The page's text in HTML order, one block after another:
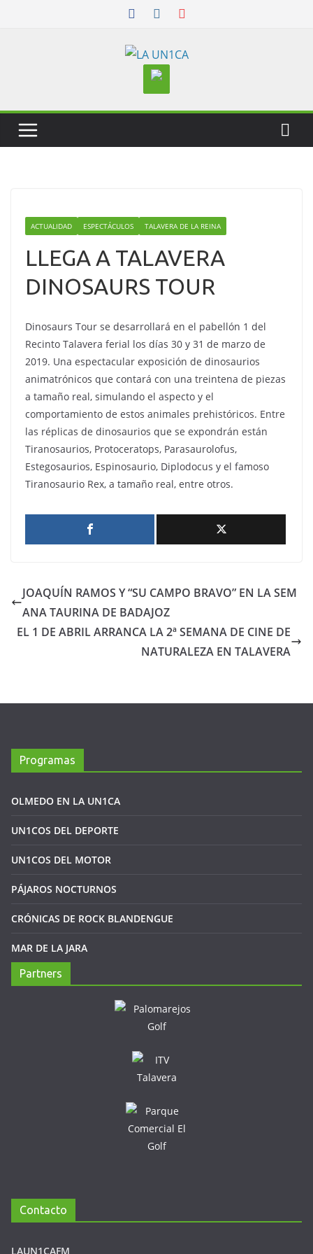
ACTUALIDAD ESPECTÁCULOS TALAVERA DE LA REINA
LLEGA A TALAVERA
DINOSAURS TOUR
Dinosaurs Tour se desarrollará en el pabellón 1 del
Recinto Talavera ferial los días 30 y 31 de marzo de
2019. Una espectacular exposición de dinosaurios
animatrónicos que contará con una treintena de piezas
a tamaño real, simulando el aspecto y el
comportamiento de estos animales prehistóricos. Entre
las réplicas de dinosaurios que se expondrán están
Tiranosaurios, Protoceratops, Parasaurolofus,
Estegosaurios, Espinosaurio, Diplodocus y el famoso
Tiranosaurio Rex, a tamaño real, entre otros.
JOAQUÍN RAMOS Y “SU CAMPO BRAVO” EN LA SEM
ANA TAURINA DE BADAJOZ
EL 1 DE ABRIL ARRANCA LA 2ª SEMANA DE CINE DE
NATURALEZA EN TALAVERA
Programas
OLMEDO EN LA UN1CA
UN1COS DEL DEPORTE
UN1COS DEL MOTOR
PÁJAROS NOCTURNOS
CRÓNICAS DE ROCK BLANDENGUE
MAR DE LA JARA
Partners
Contacto
LAUN1CAFM